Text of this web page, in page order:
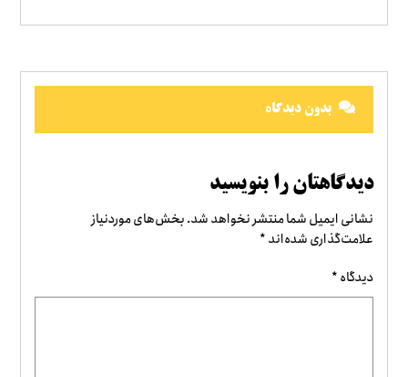
بدون دیدگاه
دیدگاهتان را بنویسید
نشانی ایمیل شما منتشر نخواهد شد.بخش‌های موردنیاز
علامت‌گذاری شده‌اند*
دیدگاه*